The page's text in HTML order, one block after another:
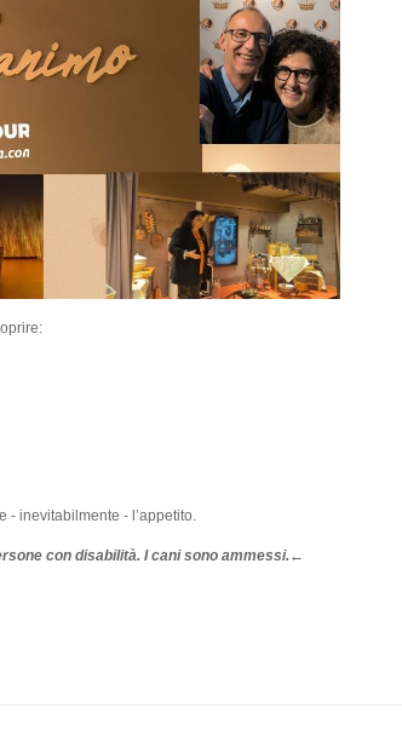
- inevitabilmente - l’appetito.
con disabilità. I cani sono ammessi.←